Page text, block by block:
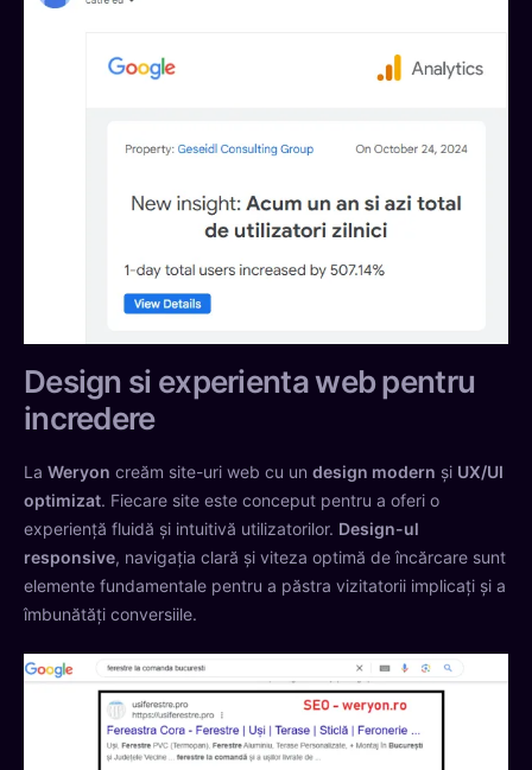
Design si experienta web pentru
incredere
La Weryon creăm site-uri web cu un design modern și UX/UI
optimizat. Fiecare site este conceput pentru a oferi o
experiență fluidă și intuitivă utilizatorilor. Design-ul
responsive, navigația clară și viteza optimă de încărcare sunt
elemente fundamentale pentru a păstra vizitatorii implicați și a
îmbunătăți conversiile.